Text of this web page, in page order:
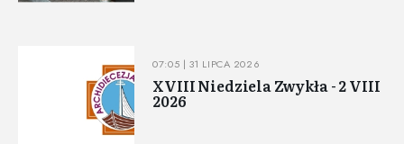
07:05 | 31 LIPCA 2026
XVIII Niedziela Zwykła - 2 VIII
2026